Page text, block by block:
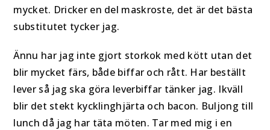
mycket. Dricker en del maskroste, det är det bästa
substitutet tycker jag.
Ännu har jag inte gjort storkok med kött utan det
blir mycket färs, både biffar och rått. Har beställt
lever så jag ska göra leverbiffar tänker jag. Ikväll
blir det stekt kycklinghjärta och bacon. Buljong till
lunch då jag har täta möten. Tar med mig i en